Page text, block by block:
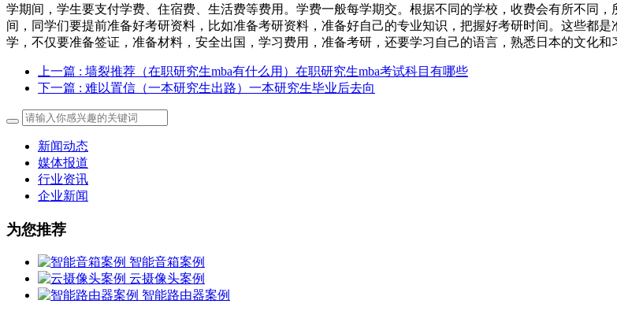
学期间，学生要支付学费、住宿费、生活费等费用。学费一般每学期交。根据不同的学校，收费会有所不同
间，同学们要提前准备好考研资料，比如准备考研资料，准备好自己的专业知识，把握好考研时间。这些都
学，不仅要准备签证，准备材料，安全出国，学习费用，准备考研，还要学习自己的语言，熟悉日本的文化
上一篇 : 墙裂推荐（在职研究生mba有什么用）在职研究生mba考试科目有哪些
下一篇 : 难以置信（一本研究生出路）一本研究生毕业后去向
新闻动态
媒体报道
行业资讯
企业新闻
为您推荐
智能音箱案例
云摄像头案例
智能路由器案例